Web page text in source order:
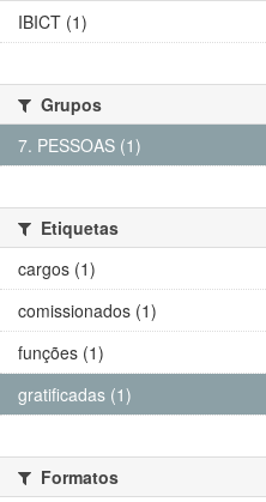
IBICT (1)
Grupos
7. PESSOAS (1)
Etiquetas
cargos (1)
comissionados (1)
funções (1)
gratificadas (1)
Formatos